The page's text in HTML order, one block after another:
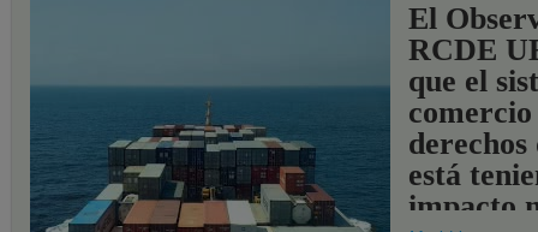
El
RCDE
que el
comercio
derechos
está
impacto